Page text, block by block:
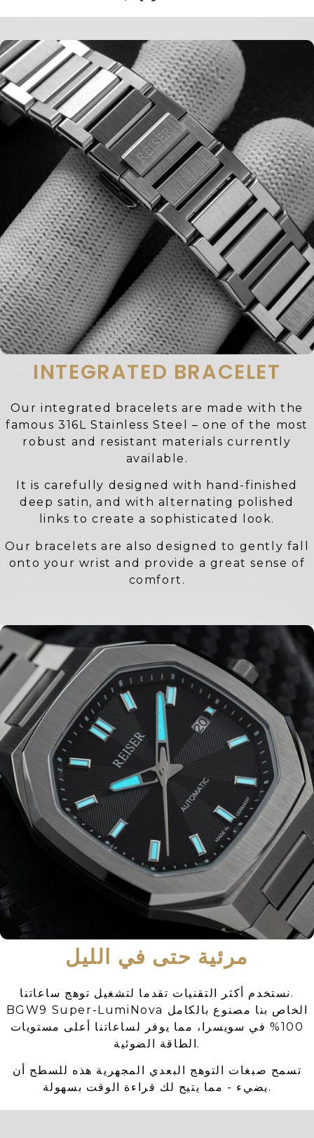
INTEGRATED BRACELET
Our integrated bracelets are made with the
famous 316L Stainless Steel – one of the most
robust and resistant materials currently
available.
It is carefully designed with hand-finished
deep satin, and with alternating polished
links to create a sophisticated look.
Our bracelets are also designed to gently fall
onto your wrist and provide a great sense of
comfort.
مرئية حتى في الليل
نستخدم أكثر التقنيات تقدما لتشغيل توهج ساعاتنا.
BGW9 Super-LumiNova الخاص بنا مصنوع بالكامل
100% في سويسرا، مما يوفر لساعاتنا أعلى مستويات
الطاقة الضوئية.
تسمح صبغات التوهج البعدي المجهرية هذه للسطح أن
يضيء - مما يتيح لك قراءة الوقت بسهولة.